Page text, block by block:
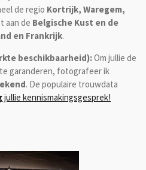
de regio Kortrijk, Waregem,
aan de Belgische Kust en de
en Frankrijk.
beschikbaarheid):Om jullie de
garanderen, fotografeer ik
. De populaire trouwdata
jullie kennismakingsgesprek!